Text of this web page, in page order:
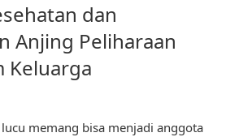
dan
Anjing Peliharaan
Keluarga
memang bisa menjadi anggota